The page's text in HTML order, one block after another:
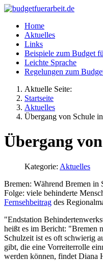
Home
Aktuelles
Links
Beispiele zum Budget
Leichte Sprache
Regelungen zum
Aktuelle Seite:
Startseite
Aktuelles
Übergang von Schule
Übergang
Kategorie: Aktuelles
Bremen: Während Bremen in
Folge: viele behinderte
Fernsehbeitrag des
"Endstation
heißt es im Bericht: "Bremen
Schulzeit ist es oft schwierig
gibt, die eine Vorreiterrolle
werden können, findet Diana